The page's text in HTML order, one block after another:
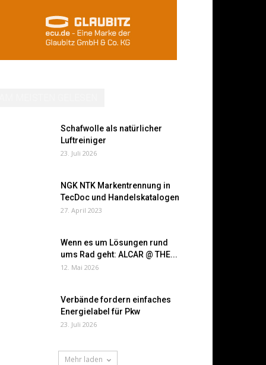
Schafwolle als natürlicher
Luftreiniger
23. Juli 2026
NGK NTK Markentrennung in
TecDoc und Handelskatalogen
27. April 2023
Wenn es um Lösungen rund
ums Rad geht: ALCAR @ THE...
12. Mai 2026
Verbände fordern einfaches
Energielabel für Pkw
23. Juli 2026
Mehr laden